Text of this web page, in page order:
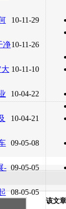
10-11-29
10-11-26
净
10-11-10
10-04-22
10-04-21
09-05-08
09-05-05
-
08-05-05
该文